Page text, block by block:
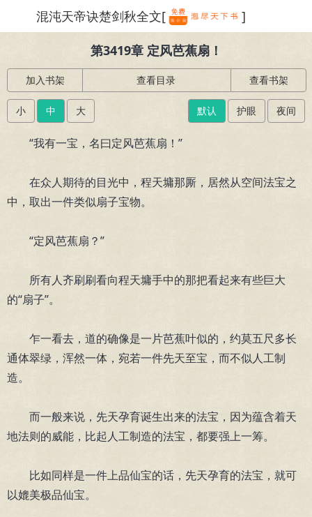
混沌天帝诀楚剑秋全文[ ]
第3419章 定风芭蕉扇！
加入书架 查看目录 查看书架
小 中 大 默认 护眼 夜间
“我有一宝，名曰定风芭蕉扇！”
在众人期待的目光中，程天墉那厮，居然从空间法宝之
中，取出一件类似扇子宝物。
“定风芭蕉扇？”
所有人齐刷刷看向程天墉手中的那把看起来有些巨大
的“扇子”。
乍一看去，道的确像是一片芭蕉叶似的，约莫五尺多长
通体翠绿，浑然一体，宛若一件先天至宝，而不似人工制
造。
而一般来说，先天孕育诞生出来的法宝，因为蕴含着天
地法则的威能，比起人工制造的法宝，都要强上一筹。
比如同样是一件上品仙宝的话，先天孕育的法宝，就可
以媲美极品仙宝。